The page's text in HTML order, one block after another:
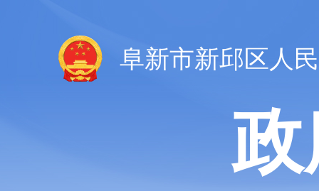
阜新市新邱区人